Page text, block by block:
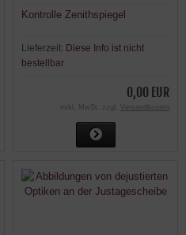
Kontrolle Zenithspiegel
Lieferzeit: Diese Info ist nicht
bestellbar
0,00 EUR
exkl. MwSt. zzgl. Versandkosten